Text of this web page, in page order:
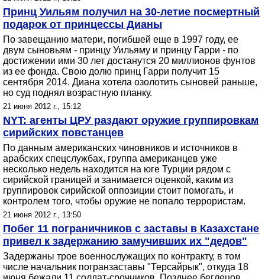
Принц Уильям получил на 30-летие посмертный
подарок от принцессы Дианы
По завещанию матери, погибшей еще в 1997 году, ее
двум сыновьям - принцу Уильяму и принцу Гарри - по
достижении ими 30 лет достанутся 20 миллионов фунтов
из ее фонда. Свою долю принц Гарри получит 15
сентября 2014. Диана хотела озолотить сыновей раньше,
но суд поднял возрастную планку.
21 июня 2012 г., 15:12
NYT: агенты ЦРУ раздают оружие группировкам
сирийских повстанцев
По данным американских чиновников и источников в
арабских спецслужбах, группа американцев уже
несколько недель находится на юге Турции рядом с
сирийской границей и занимается оценкой, каким из
группировок сирийской оппозиции стоит помогать, и
контролем того, чтобы оружие не попало террористам.
21 июня 2012 г., 13:50
Побег 11 пограничников с заставы в Казахстане
привел к задержанию замучивших их "дедов"
Задержаны трое военнослужащих по контракту, в том
числе начальник погранзаставы "Терсайрык", откуда 18